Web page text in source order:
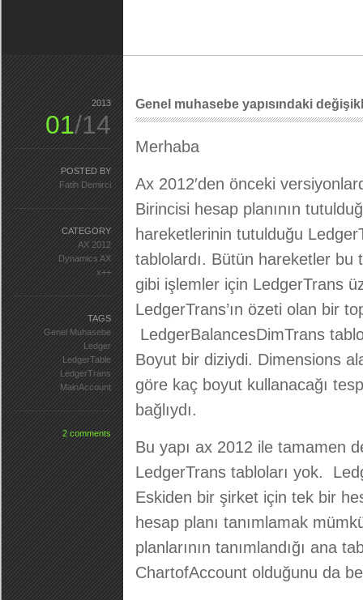
Genel muhasebe yapısındaki
Merhaba
Ax 2012′den önceki
Birincisi hesap planının
hareketlerinin tutulduğu
tablolardı. Bütün hareketler bu
gibi işlemler için LedgerTrans
LedgerTrans’ın özeti olan bir
LedgerBalancesDimTrans
Boyut bir diziydi. Dimensions
göre kaç boyut kullanacağı
bağlıydı.
Bu yapı ax 2012 ile tamamen
LedgerTrans tabloları yok.
Eskiden bir şirket için tek bir
hesap planı tanımlamak
planlarının tanımlandığı ana
ChartofAccount olduğunu da
2013
01/14
POSTED BY
Fatih Demirci
CATEGORY
AX 2012
Dynamics AX
x++
TAGS
Genel Muhasebe
Ledger
LedgerTable
LedgerTrans
MainAccount
2 comments